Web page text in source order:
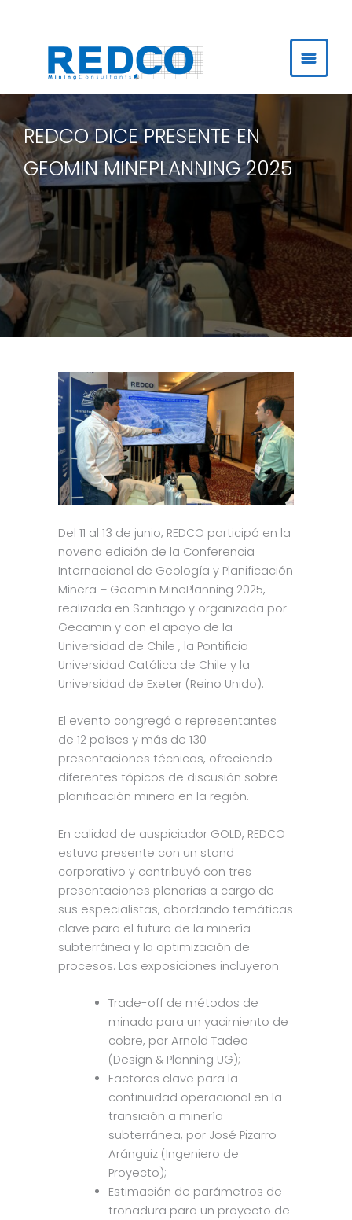
contenido
REDCO DICE PRESENTE EN
GEOMIN MINEPLANNING 2025
Del 11 al 13 de junio, REDCO participó en la
novena edición de la Conferencia
Internacional de Geología y Planificación
Minera – Geomin MinePlanning 2025,
realizada en Santiago y organizada por
Gecamin y con el apoyo de la
Universidad de Chile , la Pontificia
Universidad Católica de Chile y la
Universidad de Exeter (Reino Unido).
El evento congregó a representantes
de 12 países y más de 130
presentaciones técnicas, ofreciendo
diferentes tópicos de discusión sobre
planificación minera en la región.
En calidad de auspiciador GOLD, REDCO
estuvo presente con un stand
corporativo y contribuyó con tres
presentaciones plenarias a cargo de
sus especialistas, abordando temáticas
clave para el futuro de la minería
subterránea y la optimización de
procesos. Las exposiciones incluyeron:
Trade-off de métodos de
minado para un yacimiento de
cobre, por Arnold Tadeo
(Design & Planning UG);
Factores clave para la
continuidad operacional en la
transición a minería
subterránea, por José Pizarro
Aránguiz (Ingeniero de
Proyecto);
Estimación de parámetros de
tronadura para un proyecto de